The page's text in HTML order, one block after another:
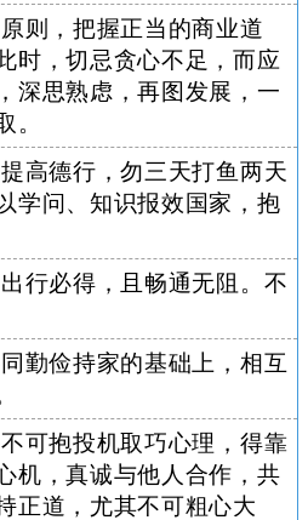
则，把握正当的商业道
时，切忌贪心不足，而应
深思熟虑，再图发展，一
。
高德行，勿三天打鱼两天
学问、知识报效国家，抱
行必得，且畅通无阻。不
勤俭持家的基础上，相互
可抱投机取巧心理，得靠
机，真诚与他人合作，共
正道，尤其不可粗心大